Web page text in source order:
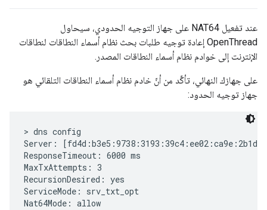
عند تفعيل NAT64 على جهاز التوجيه الحدودي، سيحاول
OpenThread إعادة توجيه طلبات بحث نظام أسماء النطاقات لنطاقات
الإنترنت إلى خوادم نظام أسماء النطاقات المصدر.
على جهازك النهائي، تأكَّد من أنّ خادم نظام أسماء النطاقات التلقائي هو
جهاز توجيه الحدود:
> dns config
Server:
ResponseTimeout: 6000 ms
MaxTxAttempts: 3
RecursionDesired: yes
ServiceMode: srv_txt_opt
Nat64Mode: allow